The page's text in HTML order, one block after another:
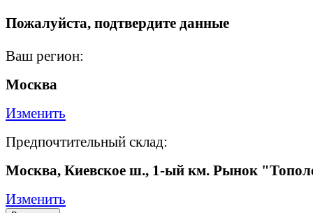
Пожалуйста, подтвердите данные
Ваш регион:
Москва
Изменить
Предпочтительный склад:
Москва, Киевское ш., 1-ый км. Рынок
Изменить